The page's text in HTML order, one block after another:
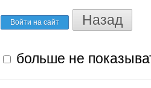
Войти на сайт Назад
больше не